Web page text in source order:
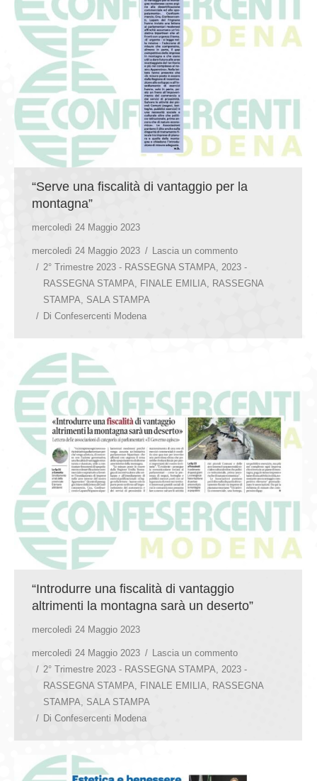
“Serve una fiscalità di vantaggio per la
montagna”
mercoledì 24 Maggio 2023
mercoledì 24 Maggio 2023
Lascia un commento
2° Trimestre 2023 - RASSEGNA STAMPA, 2023 -
RASSEGNA STAMPA, FINALE EMILIA, RASSEGNA
STAMPA, SALA STAMPA
Di Confesercenti Modena
“Introdurre una fiscalità di vantaggio
altrimenti la montagna sarà un deserto”
mercoledì 24 Maggio 2023
mercoledì 24 Maggio 2023
Lascia un commento
2° Trimestre 2023 - RASSEGNA STAMPA
2023 -
RASSEGNA STAMPA
FINALE EMILIA
RASSEGNA
STAMPA
SALA STAMPA
Di Confesercenti Modena